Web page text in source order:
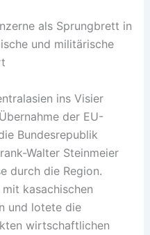
als Sprungbrett in
und militärische
ins Visier
der EU-
Bundesrepublik
Walter Steinmeier
durch die Region.
kasachischen
und lotete die
wirtschaftlichen